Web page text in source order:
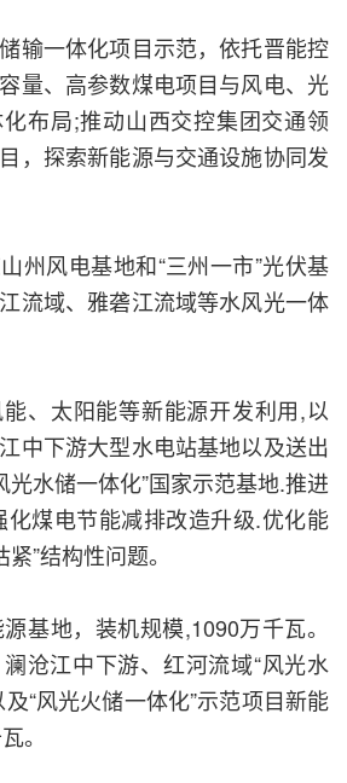
输一体化项目示范，依托晋能控
量、高参数煤电项目与风电、光
布局;推动山西交控集团交通领
，探索新能源与交通设施协同发
州风电基地和“三州一市”光伏基
流域、雅砻江流域等水风光一体
、太阳能等新能源开发利用,以
中下游大型水电站基地以及送出
光水储一体化”国家示范基地.推进
化煤电节能减排改造升级.优化能
”结构性问题。
基地，装机规模,1090万千瓦。
沧江中下游、红河流域“风光水
“风光火储一体化”示范项目新能
。